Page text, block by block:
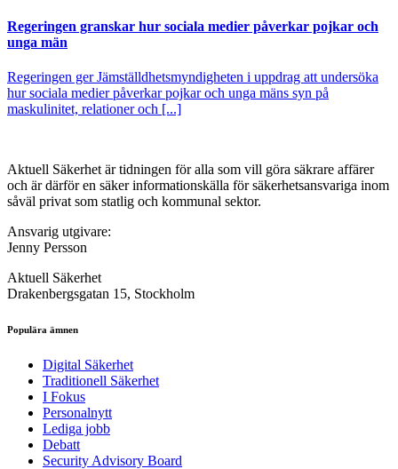
Regeringen granskar hur sociala medier påverkar pojkar och
unga män
Regeringen ger Jämställdhetsmyndigheten i uppdrag att undersöka
hur sociala medier påverkar pojkar och unga mäns syn på
maskulinitet, relationer och [...]
Aktuell Säkerhet är tidningen för alla som vill göra säkrare affärer
och är därför en säker informationskälla för säkerhets­ansvariga inom
såväl privat som statlig och kommunal sektor.
Ansvarig utgivare:
Jenny Persson
Aktuell Säkerhet
Drakenbergsgatan 15, Stockholm
Populära ämnen
Digital Säkerhet
Traditionell Säkerhet
I Fokus
Personalnytt
Lediga jobb
Debatt
Security Advisory Board